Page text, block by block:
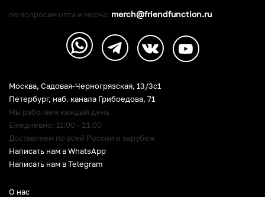
О нас
Москва, Садовая-Черногрязская, 13/3c1
Петербург, наб. канала Грибоедова, 71
Мы работаем каждый день
Ежедневно: 11:00 - 21:00
Доставляем по всей России и зарубеж
Написать нам в WhatsApp
Написать нам в Telegram
по вопросам опта и мерча: merch@friendfunction.ru